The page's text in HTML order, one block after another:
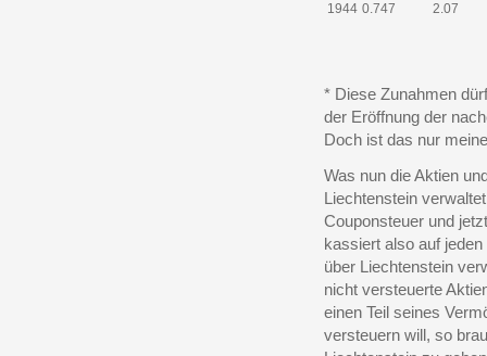
1944 0.747 2.07
* Diese Zunahmen
der Eröffnung der
Doch ist das nur
Was nun die Aktien
Liechtenstein
Couponsteuer und
kassiert also auf
über Liechtenstein
nicht versteuerte
einen Teil seines
versteuern will, so